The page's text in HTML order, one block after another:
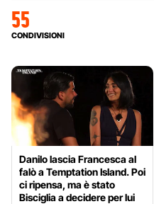
55
CONDIVISIONI
Danilo lascia Francesca al
falò a Temptation Island. Poi
ci ripensa, ma è stato
Bisciglia a decidere per lui